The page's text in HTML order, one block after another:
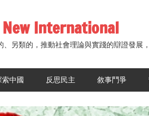
International
、另類的，推動社會理論與實踐的辯證發展
索中國 反思民主 敘事鬥爭